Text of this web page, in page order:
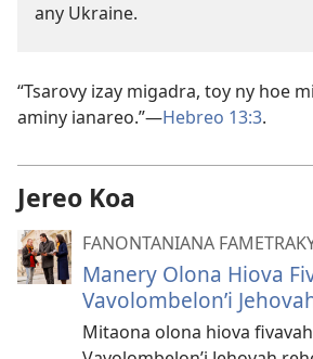
any Ukraine.
“Tsarovy izay migadra, toy ny hoe
aminy ianareo.”​—Hebreo 13:3.
Jereo Koa
FANONTANIANA
Manery Olona Hiova
Vavolombelon’i
Mitaona olona hiova